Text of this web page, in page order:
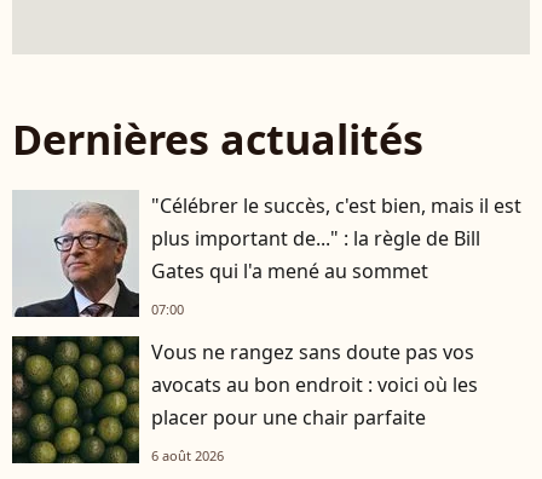
Dernières actualités
"Célébrer le succès, c'est bien, mais il est
plus important de..." : la règle de Bill
Gates qui l'a mené au sommet
07:00
Vous ne rangez sans doute pas vos
avocats au bon endroit : voici où les
placer pour une chair parfaite
6 août 2026